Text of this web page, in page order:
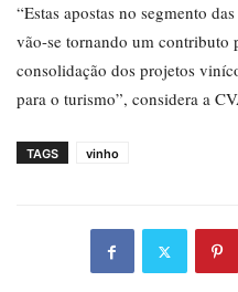
“Estas apostas no segmento
vão-se tornando um contributo
consolidação dos projetos
para o turismo”, considera a
TAGS vinho